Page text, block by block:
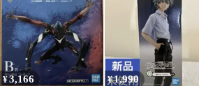
¥3,166 ¥1,990